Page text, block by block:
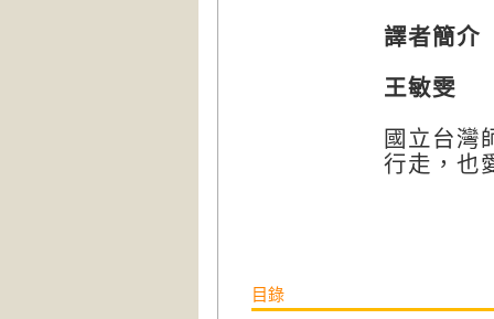
譯者簡介
王敏雯
國立台灣
行走，也
目錄